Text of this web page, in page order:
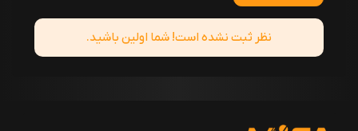
نظر ثبت نشده است! شما اولین باشید.